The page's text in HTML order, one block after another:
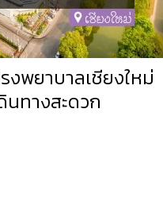
งพยาบาลเชียงใหม่
นทางสะดวก